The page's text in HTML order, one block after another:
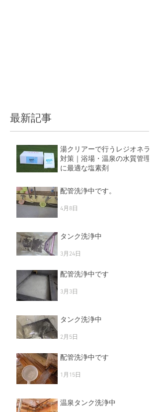
最新記事
湯クリアーで行うレジオネラ
対策｜浴場・温泉の水質管理
に最適な塩素剤
配管洗浄中です。
4月8日
タンク洗浄中
3月24日
配管洗浄中です
3月3日
タンク洗浄中
2月5日
配管洗浄中です
1月15日
温泉タンク洗浄中